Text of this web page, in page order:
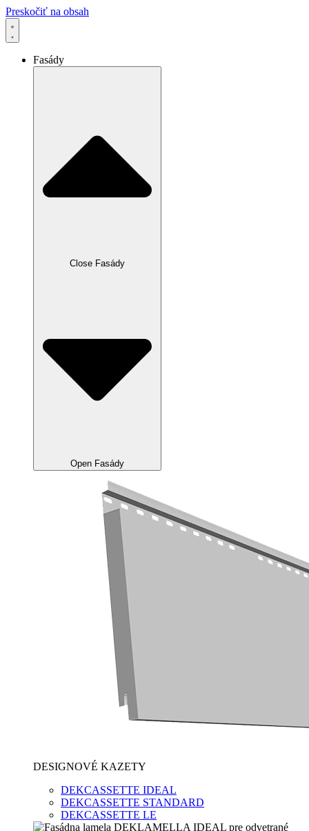
Preskočiť na obsah
Fasády
Close Fasády
Open Fasády
DESIGNOVÉ KAZETY
DEKCASSETTE IDEAL
DEKCASSETTE STANDARD
DEKCASSETTE LE